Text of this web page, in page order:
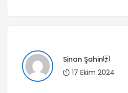
Sinan Şahin
17 Ekim 2024